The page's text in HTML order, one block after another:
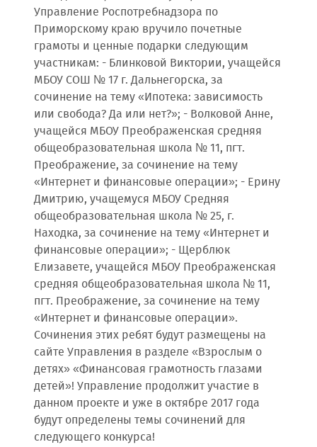
Управление Роспотребнадзора по
Приморскому краю вручило почетные
грамоты и ценные подарки следующим
участникам: - Блинковой Виктории, учащейся
МБОУ СОШ № 17 г. Дальнегорска, за
сочинение на тему «Ипотека: зависимость
или свобода? Да или нет?»; - Волковой Анне,
учащейся МБОУ Преображенская средняя
общеобразовательная школа № 11, пгт.
Преображение, за сочинение на тему
«Интернет и финансовые операции»; - Ерину
Дмитрию, учащемуся МБОУ Средняя
общеобразовательная школа № 25, г.
Находка, за сочинение на тему «Интернет и
финансовые операции»; - Щерблюк
Елизавете, учащейся МБОУ Преображенская
средняя общеобразовательная школа № 11,
пгт. Преображение, за сочинение на тему
«Интернет и финансовые операции».
Сочинения этих ребят будут размещены на
сайте Управления в разделе «Взрослым о
детях» «Финансовая грамотность глазами
детей»! Управление продолжит участие в
данном проекте и уже в октябре 2017 года
будут определены темы сочинений для
следующего конкурса!